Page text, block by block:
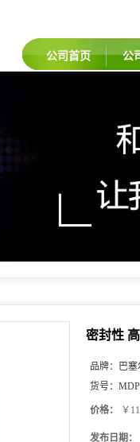
公司首页 公
密封性
品牌：巴塞
价格：
发布日期：
更新日期：